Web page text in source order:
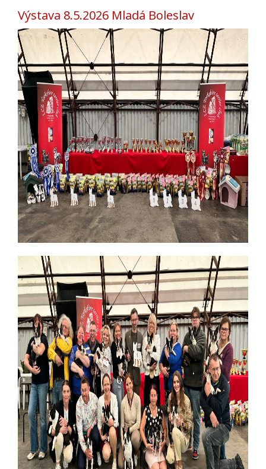
Výstava 8.5.2026 Mladá Boleslav